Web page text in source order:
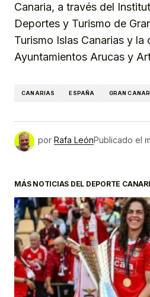
Canaria, a través del
Deportes y Turismo de
Turismo Islas Canarias y
Ayuntamientos Arucas y
CANARIAS ESPAÑA GRAN
por Rafa LeónPublicado el
MÁS NOTICIAS DEL DEPORTE